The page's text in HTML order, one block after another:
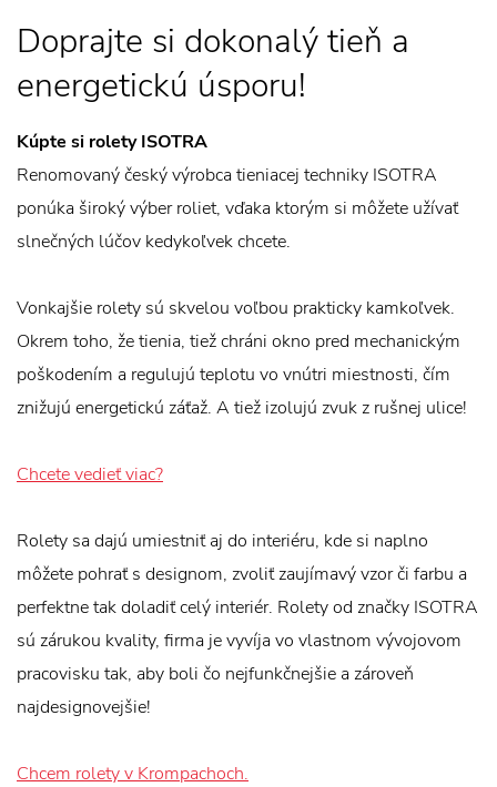
Doprajte si dokonalý tieň a
energetickú úsporu!
Kúpte si rolety ISOTRA
Renomovaný český výrobca tieniacej techniky ISOTRA
ponúka široký výber roliet, vďaka ktorým si môžete užívať
slnečných lúčov kedykoľvek chcete.
Vonkajšie rolety sú skvelou voľbou prakticky kamkoľvek.
Okrem toho, že tienia, tiež chráni okno pred mechanickým
poškodením a regulujú teplotu vo vnútri miestnosti, čím
znižujú energetickú záťaž. A tiež izolujú zvuk z rušnej ulice!
Chcete vedieť viac?
Rolety sa dajú umiestniť aj do interiéru, kde si naplno
môžete pohrať s designom, zvoliť zaujímavý vzor či farbu a
perfektne tak doladiť celý interiér. Rolety od značky ISOTRA
sú zárukou kvality, firma je vyvíja vo vlastnom vývojovom
pracovisku tak, aby boli čo nejfunkčnejšie a zároveň
najdesignovejšie!
Chcem rolety v Krompachoch.